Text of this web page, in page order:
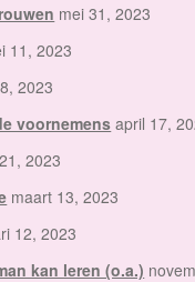
mei 31, 2023
11, 2023
2023
voornemens april 17,
2023
maart 13, 2023
12, 2023
kan leren (o.a.)